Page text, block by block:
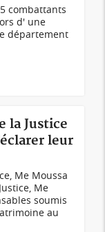
combattants
d' une
département
la Justice
leur
Me Moussa
Me
soumis
au